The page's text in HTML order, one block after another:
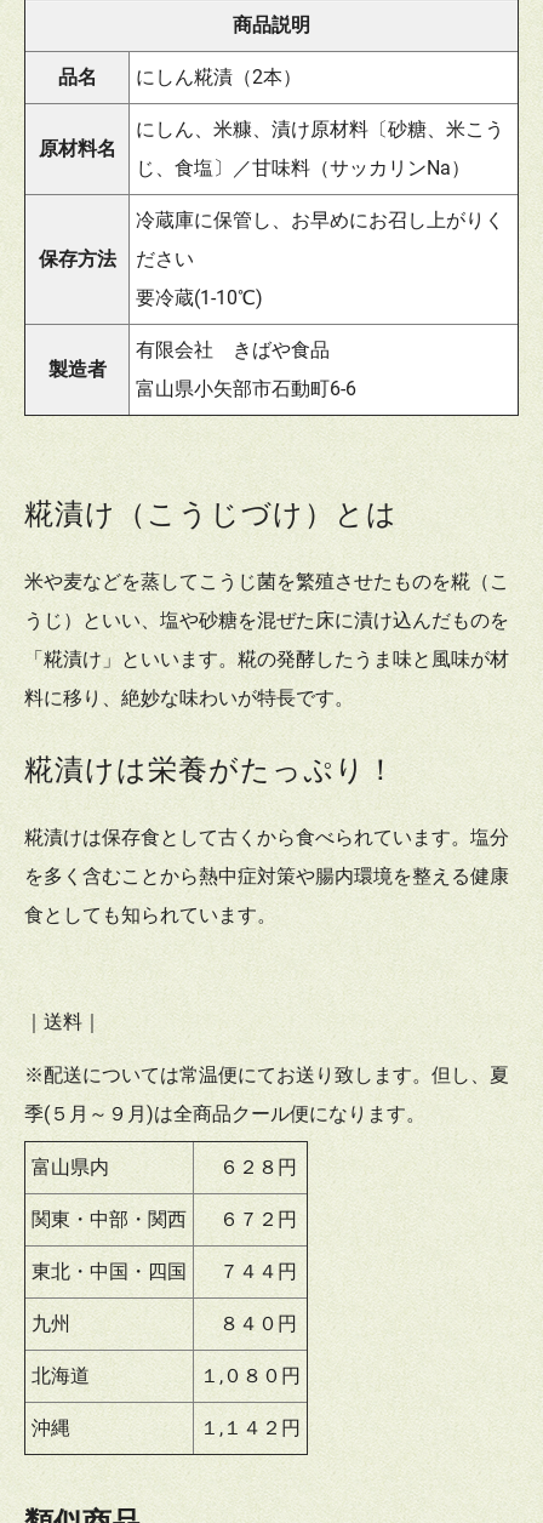
商品説明
品名 にしん糀漬（2本）
原材料名
にしん、米糠、漬け原材料〔砂糖、米こう
じ、食塩〕／甘味料（サッカリンNa）
保存方法
冷蔵庫に保管し、お早めにお召し上がりく
ださい
要冷蔵(1-10℃)
製造者
有限会社 きばや食品
富山県小矢部市石動町6-6
糀漬け（こうじづけ）とは
米や麦などを蒸してこうじ菌を繁殖させたものを糀（こ
うじ）といい、塩や砂糖を混ぜた床に漬け込んだものを
「糀漬け」といいます。糀の発酵したうま味と風味が材
料に移り、絶妙な味わいが特長です。
糀漬けは栄養がたっぷり！
糀漬けは保存食として古くから食べられています。塩分
を多く含むことから熱中症対策や腸内環境を整える健康
食としても知られています。
｜送料｜
※配送については常温便にてお送り致します。但し、夏
季(５月～９月)は全商品クール便になります。
富山県内 ６２８円
関東・中部・関西 ６７２円
東北・中国・四国 ７４４円
九州 ８４０円
北海道 １,０８０円
沖縄 １,１４２円